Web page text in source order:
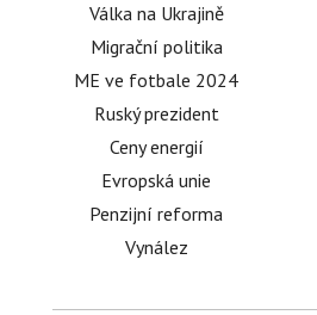
Válka na Ukrajině
Migrační politika
ME ve fotbale 2024
Ruský prezident
Ceny energií
Evropská unie
Penzijní reforma
Vynález